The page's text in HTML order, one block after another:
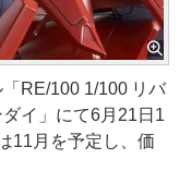
RE/100 1/100 リバ
イ」にて6月21日1
11月を予定し、価